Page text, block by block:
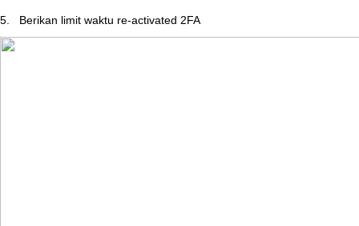
5 Berikan limit waktu re-activated 2FA